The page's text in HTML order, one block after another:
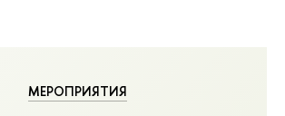
МЕРОПРИЯТИЯ